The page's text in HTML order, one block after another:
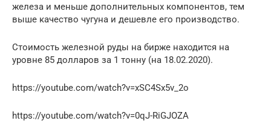
железа и меньше дополнительных компонентов, тем
выше качество чугуна и дешевле его производство.
Стоимость железной руды на бирже находится на
уровне 85 долларов за 1 тонну (на 18.02.2020).
https://youtube.com/watch?v=xSC4Sx5v_2o
https://youtube.com/watch?v=0qJ-RiGJOZA